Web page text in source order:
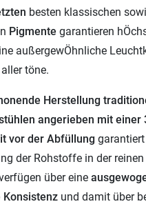
besten klassischen
Pigmente garantieren
außergewÖhnliche
töne.
Herstellung
angerieben mit einer
vor der Abfüllung
der Rohstoffe in der
über eine
Konsistenz und damit über